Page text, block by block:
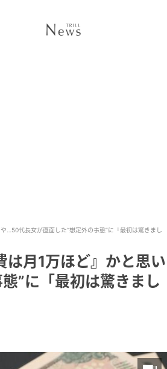
…50代長女が直面した“想定外の事態”に「最初は驚きまし
月1万ほど』かと思い
”に「最初は驚きまし